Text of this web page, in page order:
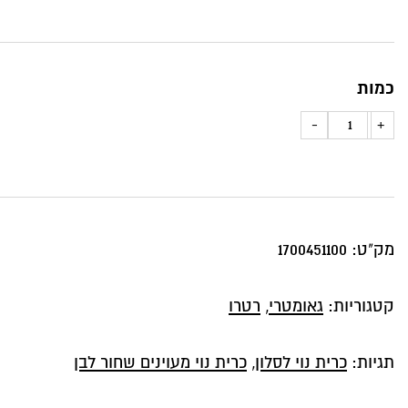
כמות
+
כמות
-
מק"ט: 1700451100
קטגוריות: גאומטרי, רטרו
תגיות: כרית נוי לסלון, כרית נוי מעוינים שחור לבן